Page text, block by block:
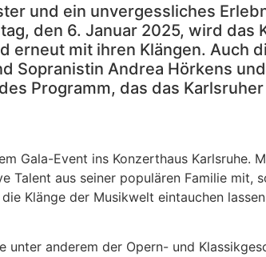
und ein unvergessliches
den 6. Januar 2025, wird das
mit ihren Klängen. Auch
Sopranistin Andrea Hörkens
Programm, das das
Gala-Event ins Konzerthaus Karlsruhe.
aus seiner populären Familie mit,
Klänge der Musikwelt eintauchen
anderem der Opern- und